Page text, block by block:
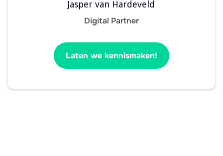
Jasper van Hardeveld
Digital Partner
Laten we kennismaken!